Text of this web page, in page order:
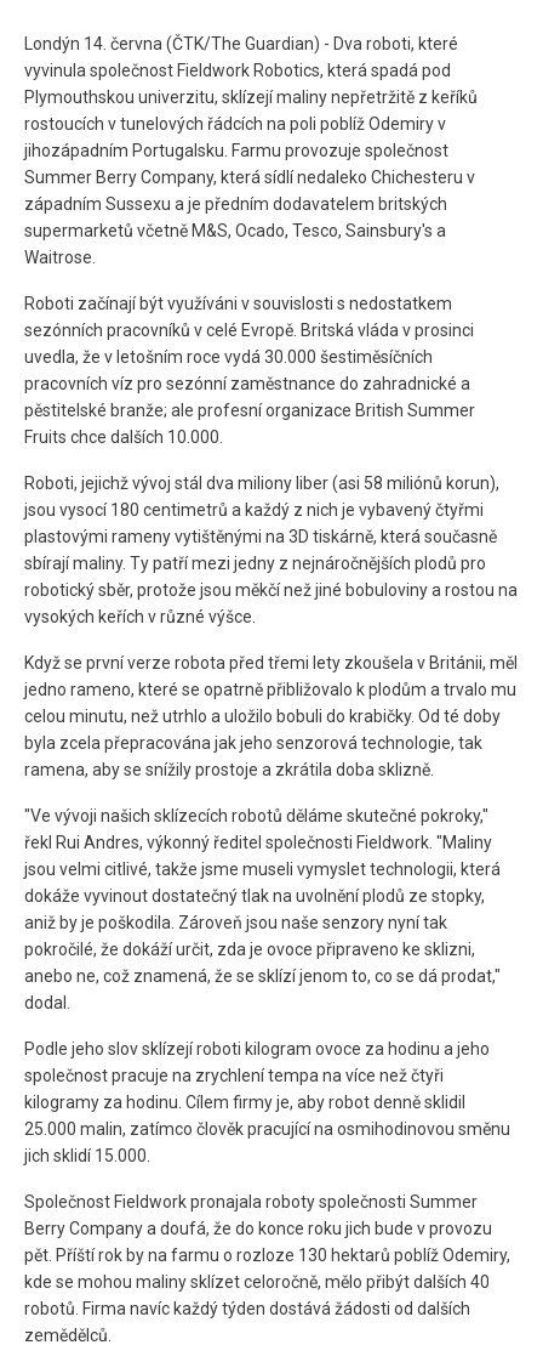
Londýn 14. června (ČTK/The Guardian) - Dva roboti, které
vyvinula společnost Fieldwork Robotics, která spadá pod
Plymouthskou univerzitu, sklízejí maliny nepřetržitě z keříků
rostoucích v tunelových řádcích na poli poblíž Odemiry v
jihozápadním Portugalsku. Farmu provozuje společnost
Summer Berry Company, která sídlí nedaleko Chichesteru v
západním Sussexu a je předním dodavatelem britských
supermarketů včetně M&S, Ocado, Tesco, Sainsbury's a
Waitrose.
Roboti začínají být využíváni v souvislosti s nedostatkem
sezónních pracovníků v celé Evropě. Britská vláda v prosinci
uvedla, že v letošním roce vydá 30.000 šestiměsíčních
pracovních víz pro sezónní zaměstnance do zahradnické a
pěstitelské branže; ale profesní organizace British Summer
Fruits chce dalších 10.000.
Roboti, jejichž vývoj stál dva miliony liber (asi 58 miliónů korun),
jsou vysocí 180 centimetrů a každý z nich je vybavený čtyřmi
plastovými rameny vytištěnými na 3D tiskárně, která současně
sbírají maliny. Ty patří mezi jedny z nejnáročnějších plodů pro
robotický sběr, protože jsou měkčí než jiné bobuloviny a rostou na
vysokých keřích v různé výšce.
Když se první verze robota před třemi lety zkoušela v Británii, měl
jedno rameno, které se opatrně přibližovalo k plodům a trvalo mu
celou minutu, než utrhlo a uložilo bobuli do krabičky. Od té doby
byla zcela přepracována jak jeho senzorová technologie, tak
ramena, aby se snížily prostoje a zkrátila doba sklizně.
"Ve vývoji našich sklízecích robotů děláme skutečné pokroky,"
řekl Rui Andres, výkonný ředitel společnosti Fieldwork. "Maliny
jsou velmi citlivé, takže jsme museli vymyslet technologii, která
dokáže vyvinout dostatečný tlak na uvolnění plodů ze stopky,
aniž by je poškodila. Zároveň jsou naše senzory nyní tak
pokročilé, že dokáží určit, zda je ovoce připraveno ke sklizni,
anebo ne, což znamená, že se sklízí jenom to, co se dá prodat,"
dodal.
Podle jeho slov sklízejí roboti kilogram ovoce za hodinu a jeho
společnost pracuje na zrychlení tempa na více než čtyři
kilogramy za hodinu. Cílem firmy je, aby robot denně sklidil
25.000 malin, zatímco člověk pracující na osmihodinovou směnu
jich sklidí 15.000.
Společnost Fieldwork pronajala roboty společnosti Summer
Berry Company a doufá, že do konce roku jich bude v provozu
pět. Příští rok by na farmu o rozloze 130 hektarů poblíž Odemiry,
kde se mohou maliny sklízet celoročně, mělo přibýt dalších 40
robotů. Firma navíc každý týden dostává žádosti od dalších
zemědělců.